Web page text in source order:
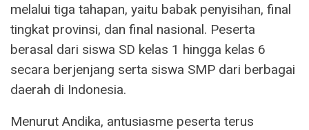
melalui tiga tahapan, yaitu babak penyisihan, final
tingkat provinsi, dan final nasional. Peserta
berasal dari siswa SD kelas 1 hingga kelas 6
secara berjenjang serta siswa SMP dari berbagai
daerah di Indonesia.
Menurut Andika, antusiasme peserta terus